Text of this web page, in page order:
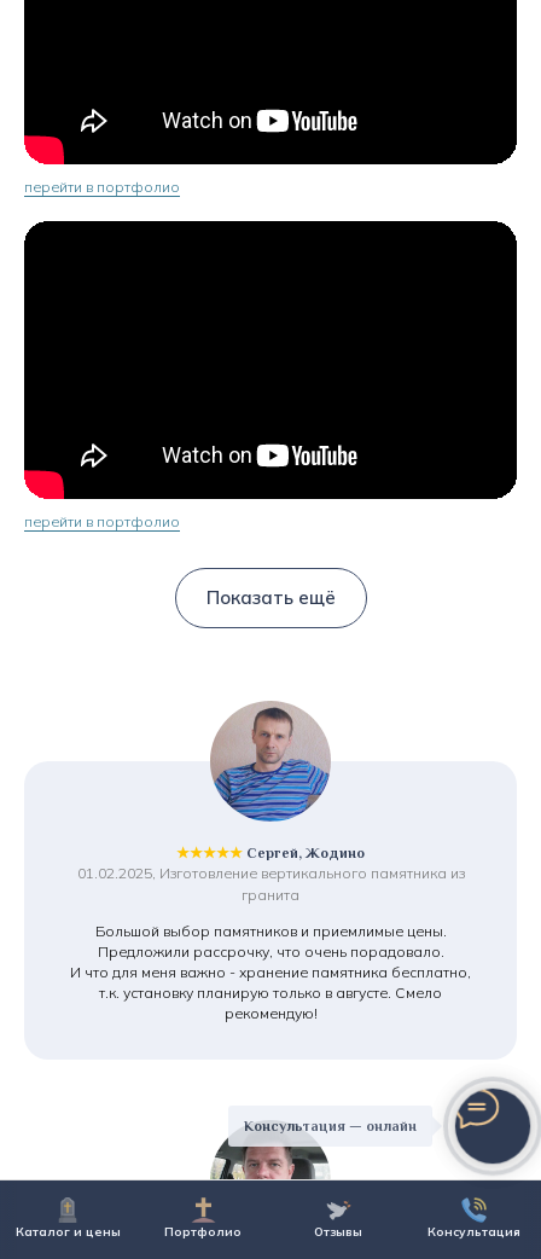
Каталог и цены Портфолио Отзывы Консультация
Консультация — онлайн
перейти в портфолио
перейти в портфолио
Показать ещё
★★★★★ Сергей, Жодино
01.02.2025, Изготовление вертикального памятника из
гранита
Большой выбор памятников и приемлимые цены.
Предложили рассрочку, что очень порадовало.
И что для меня важно - хранение памятника бесплатно,
т.к. установку планирую только в августе. Смело
рекомендую!